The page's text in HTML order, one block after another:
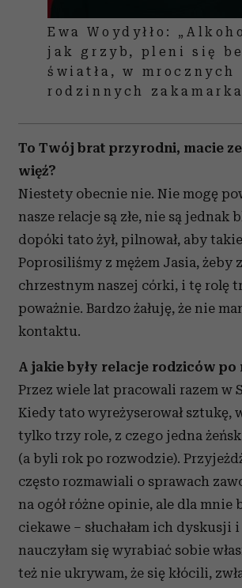
Ewa Woydyłło:
jak grzyb, pleni się
światła, w mrocznych
rodzinnych
To Twój brat przyrodni, macie
więź?
Niestety obecnie nie. Nie mogę
nasze relacje są złe, nie są jednak
dopóki tato żył, pilnował, aby
Poprosiliśmy z mężem Jasia, żeby
chrzestnym naszej córki, i tę rolę
poważnie. Bardzo żałuję, że nie
kontaktu.
A jakie były relacje rodziców po
Przez wiele lat pracowali razem w
Kiedy tato wyreżyserował sztukę,
tylko trzy role, z czego jedna
(a byli rok po rozwodzie).
często rozmawiali o sprawach
na ogół różne opinie, ale dla mnie
ciekawe – słuchałam ich dyskusji
nauczyłam się wyrabiać sobie
też nie ukrywam, że się kłócili,